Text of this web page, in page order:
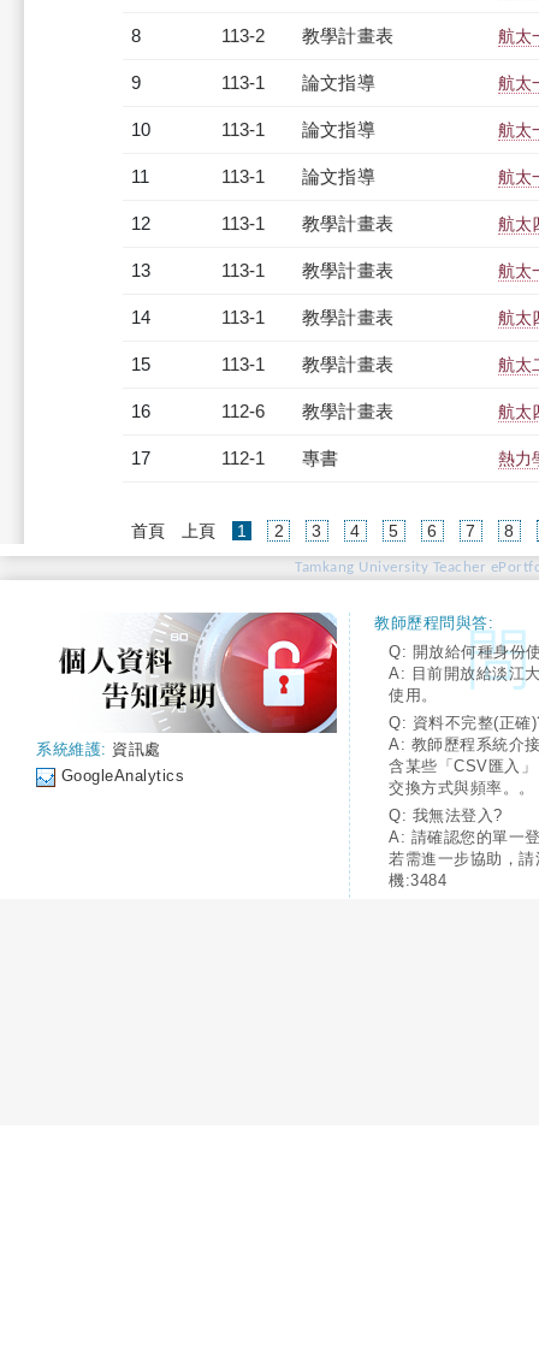
8 113-2 教學計畫表 航太
9 113-1 論文指導 航太
10 113-1 論文指導 航太
11 113-1 論文指導 航太
12 113-1 教學計畫表 航太
13 113-1 教學計畫表 航太
14 113-1 教學計畫表 航太
15 113-1 教學計畫表 航太
16 112-6 教學計畫表 航太
17 112-1 專書 熱力
首頁 上頁 1 (current)
2 3 4 5 6 7 8
Tamkang University Teacher
系統維護: 資訊處
GoogleAnalytics
教師歷程問與答:
Q: 開放給何種身份
A: 目前開放給淡江
使用。
Q: 資料不完整(正確
A: 教師歷程系統介
含某些「CSV匯入
交換方式與頻率。。
Q: 我無法登入?
A: 請確認您的單一
若需進一步協助，
機:3484